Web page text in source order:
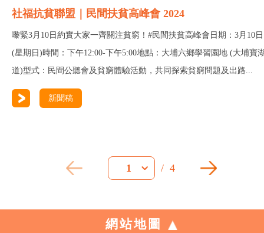
社福抗貧聯盟｜民間扶貧高峰會 2024
嚟緊3月10日約實大家一齊關注貧窮！#民間扶貧高峰會日期：3月10日
(星期日)時間：下午12:00-下午5:00地點：大埔六鄉學習園地 (大埔寶
道)型式：民間公聽會及貧窮體驗活動，共同探索貧窮問題及出路...
新聞稿
1 / 4
網站地圖